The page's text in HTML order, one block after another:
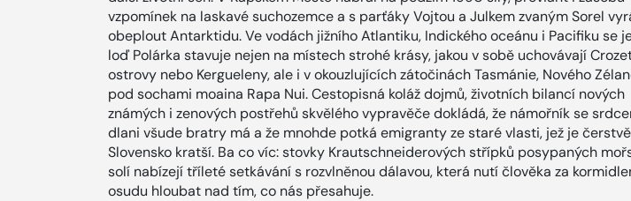
vzpomínek na laskavé suchozemce a s parťáky Vojtou a Julkem zvaným Sorel
obeplout Antarktidu. Ve vodách jižního Atlantiku, Indického oceánu i Pacifiku se
loď Polárka stavuje nejen na místech strohé krásy, jakou v sobě uchovávají
ostrovy nebo Kergueleny, ale i v okouzlujících zátočinách Tasmánie, Nového
pod sochami moaina Rapa Nui. Cestopisná koláž dojmů, životních bilancí nových
známých i zenových postřehů skvělého vypravěče dokládá, že námořník se
dlani všude bratry má a že mnohde potká emigranty ze staré vlasti, jež je
Slovensko kratší. Ba co víc: stovky Krautschneiderových střípků posypaných
solí nabízejí tříleté setkávání s rozvlněnou dálavou, která nutí člověka za
osudu hloubat nad tím, co nás přesahuje.